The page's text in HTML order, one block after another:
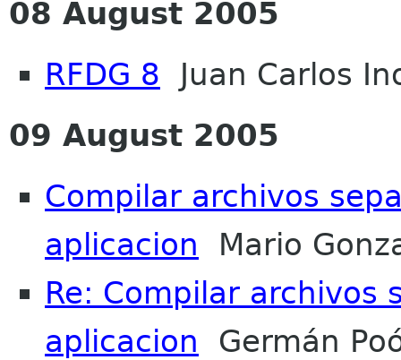
08 August 2005
RFDG 8 Juan Carlos
09 August 2005
Compilar archivos
aplicacion Mario
Re: Compilar archivos
aplicacion Germán